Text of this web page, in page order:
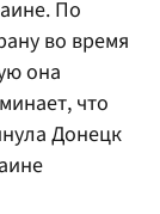
По
во время
она
что
Донецк